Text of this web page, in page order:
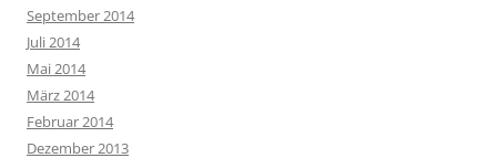
September 2014
Juli 2014
Mai 2014
März 2014
Februar 2014
Dezember 2013